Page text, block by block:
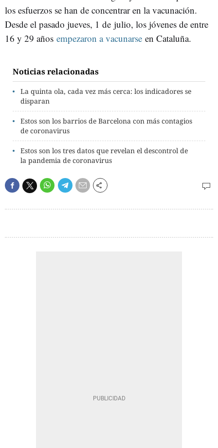
los esfuerzos se han de concentrar en la vacunación.
Desde el pasado jueves, 1 de julio, los jóvenes de entre
16 y 29 años empezaron a vacunarse en Cataluña.
Noticias relacionadas
La quinta ola, cada vez más cerca: los indicadores se
disparan
Estos son los barrios de Barcelona con más contagios
de coronavirus
Estos son los tres datos que revelan el descontrol de
la pandemia de coronavirus